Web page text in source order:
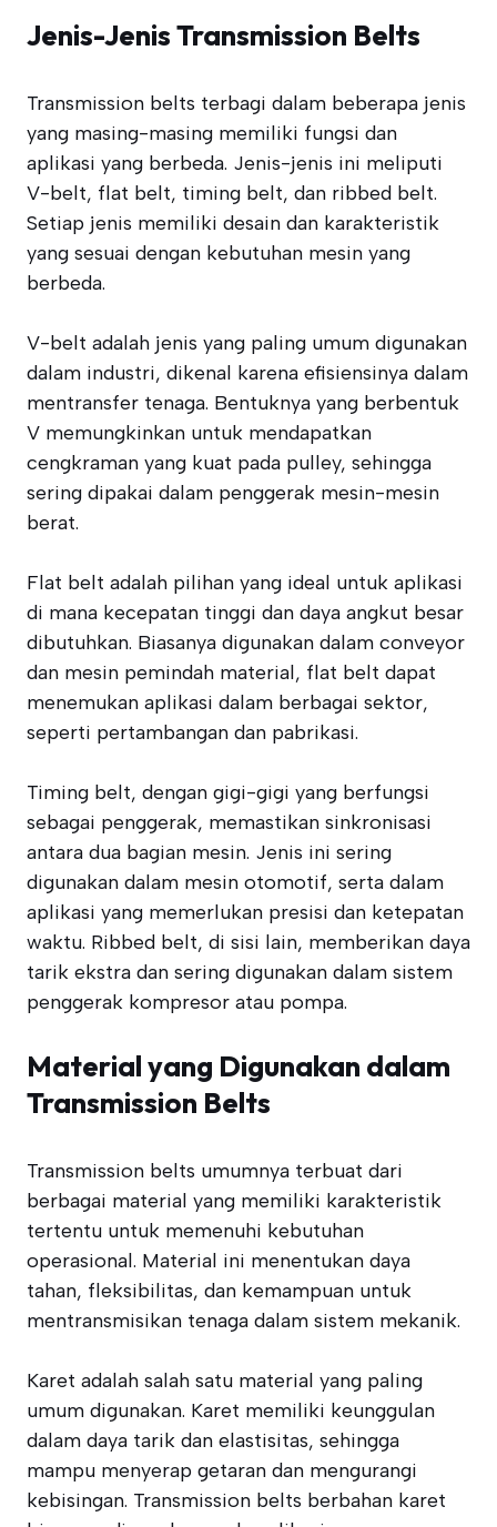
Jenis-Jenis Transmission Belts
Transmission belts terbagi dalam beberapa jenis
yang masing-masing memiliki fungsi dan
aplikasi yang berbeda. Jenis-jenis ini meliputi
V-belt, flat belt, timing belt, dan ribbed belt.
Setiap jenis memiliki desain dan karakteristik
yang sesuai dengan kebutuhan mesin yang
berbeda.
V-belt adalah jenis yang paling umum digunakan
dalam industri, dikenal karena efisiensinya dalam
mentransfer tenaga. Bentuknya yang berbentuk
V memungkinkan untuk mendapatkan
cengkraman yang kuat pada pulley, sehingga
sering dipakai dalam penggerak mesin-mesin
berat.
Flat belt adalah pilihan yang ideal untuk aplikasi
di mana kecepatan tinggi dan daya angkut besar
dibutuhkan. Biasanya digunakan dalam conveyor
dan mesin pemindah material, flat belt dapat
menemukan aplikasi dalam berbagai sektor,
seperti pertambangan dan pabrikasi.
Timing belt, dengan gigi-gigi yang berfungsi
sebagai penggerak, memastikan sinkronisasi
antara dua bagian mesin. Jenis ini sering
digunakan dalam mesin otomotif, serta dalam
aplikasi yang memerlukan presisi dan ketepatan
waktu. Ribbed belt, di sisi lain, memberikan daya
tarik ekstra dan sering digunakan dalam sistem
penggerak kompresor atau pompa.
Material yang Digunakan dalam
Transmission Belts
Transmission belts umumnya terbuat dari
berbagai material yang memiliki karakteristik
tertentu untuk memenuhi kebutuhan
operasional. Material ini menentukan daya
tahan, fleksibilitas, dan kemampuan untuk
mentransmisikan tenaga dalam sistem mekanik.
Karet adalah salah satu material yang paling
umum digunakan. Karet memiliki keunggulan
dalam daya tarik dan elastisitas, sehingga
mampu menyerap getaran dan mengurangi
kebisingan. Transmission belts berbahan karet